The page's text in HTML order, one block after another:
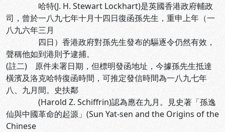
哈特(J. H. Stewart Lockhart)是英國香港政府輔政
司，曾於一八九七年十月十四日復函孫先生，重申上年（一
八九六年三月
四日）香港政府對孫先生發布的驅逐令仍然有效，
聲稱他如到港則予逮捕。
(註二) 原件未署日期，但標明發函地址，今據孫先生抵達
橫濱及洛克哈特復函時間，可推定發信時間為一八九七年
八、九月間。史扶鄰
(Harold Z. Schiffrin)認為應在九月。見史著「孫逸
仙與中國革命的起源」(Sun Yat-sen and the Origins of the
Chinese